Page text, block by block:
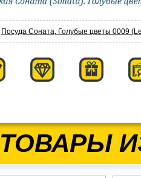
Посуда Соната, Голубые цветы 0009
ТОВАРЫ